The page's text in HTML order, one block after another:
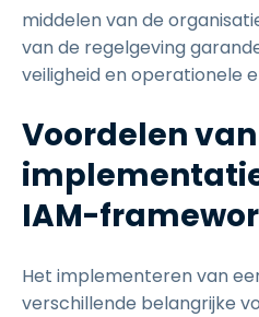
middelen van de
van de regelgeving
veiligheid en operationele
Voordelen
IAM-
Het implementeren van
verschillende belangrijke